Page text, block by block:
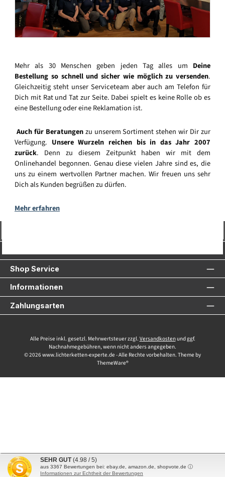
Mehr als 30 Menschen geben jeden Tag alles um Deine
Bestellung so schnell und sicher wie möglich zu versenden.
Gleichzeitig steht unser Serviceteam aber auch am Telefon für
Dich mit Rat und Tat zur Seite. Dabei spielt es keine Rolle ob es
eine Bestellung oder eine Reklamation ist.
Auch für Beratungenzu unserem Sortiment stehen wir Dir zur
Verfügung. Unsere Wurzeln reichen bis in das Jahr 2007
zurück. Denn zu diesem Zeitpunkt haben wir mit dem
Onlinehandel begonnen. Genau diese vielen Jahre sind es, die
uns zu einem wertvollen Partner machen. Wir freuen uns sehr
Dich als Kunden begrüßen zu dürfen.
Mehr erfahren
Shop Service
Informationen
Zahlungsarten
Alle Preise inkl. gesetzl. Mehrwertsteuer zzgl. Versandkostenund ggf.
Nachnahmegebühren, wenn nicht anders angegeben.
© 2026 www.lichterketten-experte.de - Alle Rechte vorbehalten. Theme by
ThemeWare®
SEHR GUT (4.98 / 5)
aus 3367 Bewertungen bei: ebay.de, amazon.de, shopvote.de ⓘ
Informationen zur Echtheit der Bewertungen